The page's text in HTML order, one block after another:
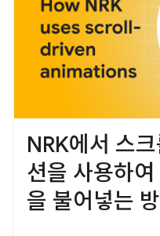
NRK에서 스
션을 사용하
을 불어넣는